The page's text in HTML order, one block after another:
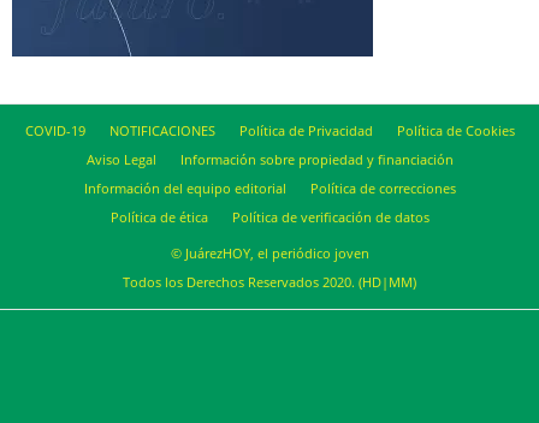
COVID-19 NOTIFICACIONES Política de Privacidad
Política de Cookies
Aviso Legal
Información sobre propiedad y financiación
Información del equipo editorial
Política de correcciones
Política de ética
Política de verificación de datos
© JuárezHOY, el periódico joven
Todos los Derechos Reservados 2020. (HD|MM)